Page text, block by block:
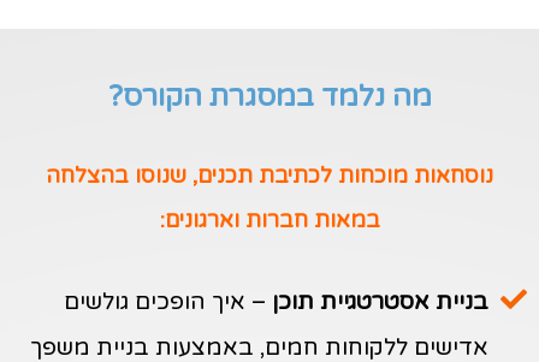
מה נלמד במסגרת הקורס?
נוסחאות מוכחות לכתיבת תכנים, שנוסו בהצלחה
במאות חברות וארגונים:
בניית אסטרטגיית תוכן – איך הופכים גולשים
אדישים ללקוחות חמים, באמצעות בניית משפך